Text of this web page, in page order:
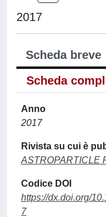
2017
Scheda breve
Scheda
Anno
2017
Rivista su cui è
ASTROPARTICLE
Codice DOI
https://dx.doi.org/
7